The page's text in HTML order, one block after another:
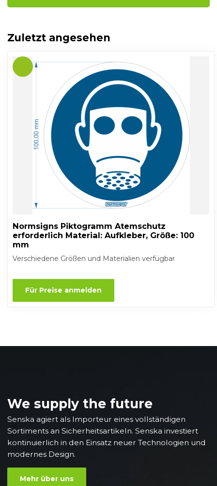
Zuletzt angesehen
Normsigns Piktogramm Atemschutz
erforderlich Material: Aufkleber, Größe: 100
mm
Verschiedene Größen und Materialien verfügbar
Für Preise anmelden
We supply the future
Senska agiert als Importeur eines vollständigen
Sortiments an Sicherheitsartikeln. Senska investiert
kontinuierlich in den Einsatz neuer Technologien und
modernes Design.
Mehr über uns